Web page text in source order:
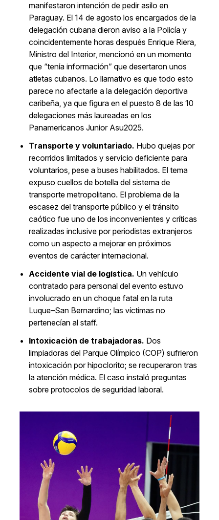
manifestaron intención de pedir asilo en
Paraguay. El 14 de agosto los encargados de la
delegación cubana dieron aviso a la Policía y
coincidentemente horas después Enrique Riera,
Ministro del Interior, mencionó en un momento
que “tenía información” que desertaron unos
atletas cubanos. Lo llamativo es que todo esto
parece no afectarle a la delegación deportiva
caribeña, ya que figura en el puesto 8 de las 10
delegaciones más laureadas en los
Panamericanos Junior Asu2025.
Transporte y voluntariado. Hubo quejas por
recorridos limitados y servicio deficiente para
voluntarios, pese a buses habilitados. El tema
expuso cuellos de botella del sistema de
transporte metropolitano. El problema de la
escasez del transporte público y el tránsito
caótico fue uno de los inconvenientes y críticas
realizadas inclusive por periodistas extranjeros
como un aspecto a mejorar en próximos
eventos de carácter internacional.
Accidente vial de logística. Un vehículo
contratado para personal del evento estuvo
involucrado en un choque fatal en la ruta
Luque–San Bernardino; las víctimas no
pertenecían al staff.
Intoxicación de trabajadoras. Dos
limpiadoras del Parque Olímpico (COP) sufrieron
intoxicación por hipoclorito; se recuperaron tras
la atención médica. El caso instaló preguntas
sobre protocolos de seguridad laboral.